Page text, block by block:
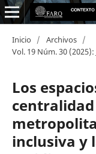
Inicio / Archivos /
Vol. 19 Núm. 30
Los
inclusiva y